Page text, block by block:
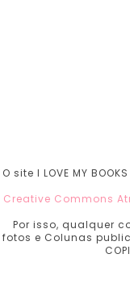
O site I LOVE MY
Creative Commons
Por isso, qualquer
fotos e Colunas